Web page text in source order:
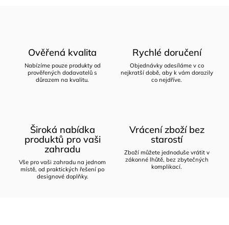
Ověřená kvalita
Nabízíme pouze produkty od
prověřených dodavatelů s
důrazem na kvalitu.
Rychlé doručení
Objednávky odesíláme v co
nejkratší době, aby k vám dorazily
co nejdříve.
Široká nabídka
produktů pro vaši
zahradu
Vše pro vaši zahradu na jednom
místě, od praktických řešení po
designové doplňky.
Vrácení zboží bez
starostí
Zboží můžete jednoduše vrátit v
zákonné lhůtě, bez zbytečných
komplikací.